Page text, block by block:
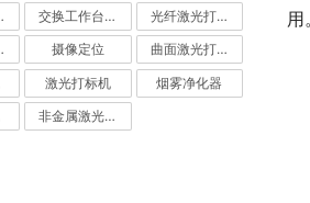
用
标机 交换工作台激光切割机 光纤激光打标机
机 摄像定位 曲面激光打标机
激光打标机 烟雾净化器
非金属激光打标机